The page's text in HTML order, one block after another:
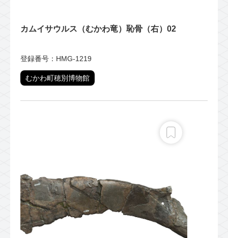
カムイサウルス（むかわ竜）恥骨（右）02
登録番号：HMG-1219
むかわ町穂別博物館